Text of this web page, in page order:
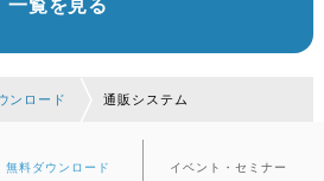
一覧を見る
ンロード 通販システム
無料ダウンロード イベント・セミナー